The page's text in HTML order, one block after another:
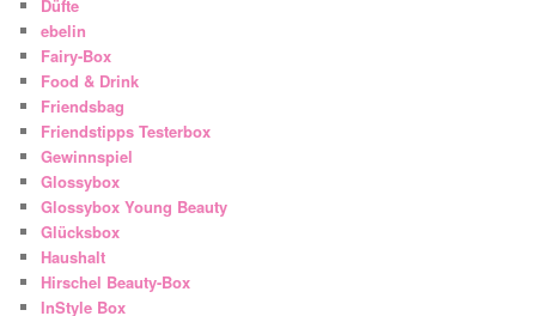
Düfte
ebelin
Fairy-Box
Food & Drink
Friendsbag
Friendstipps Testerbox
Gewinnspiel
Glossybox
Glossybox Young Beauty
Glücksbox
Haushalt
Hirschel Beauty-Box
InStyle Box